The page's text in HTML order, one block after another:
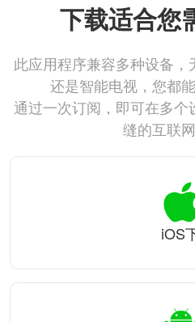
下载适合您
此应用程序兼容多种设备
还是智能电视，您都
通过一次订阅，即可在多
缝的互联网
iOS